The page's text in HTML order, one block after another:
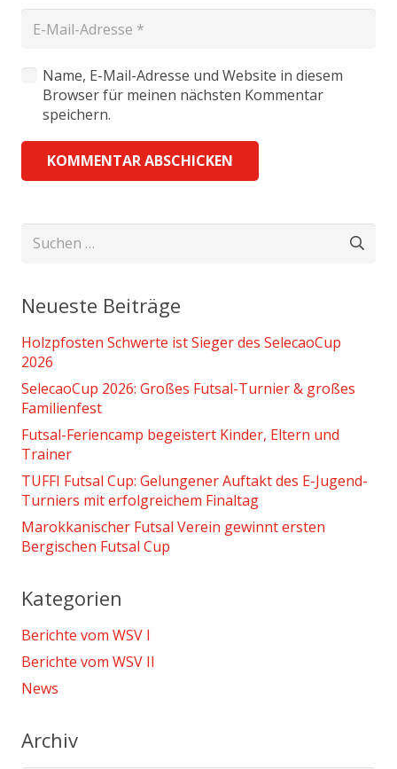
Name, E-Mail-Adresse und Website in diesem
Browser für meinen nächsten Kommentar
speichern.
KOMMENTAR ABSCHICKEN
Suchen
Neueste Beiträge
Holzpfosten Schwerte ist Sieger des SelecaoCup
2026
SelecaoCup 2026: Großes Futsal-Turnier & großes
Familienfest
Futsal-Feriencamp begeistert Kinder, Eltern und
Trainer
TUFFI Futsal Cup: Gelungener Auftakt des E-Jugend-
Turniers mit erfolgreichem Finaltag
Marokkanischer Futsal Verein gewinnt ersten
Bergischen Futsal Cup
Kategorien
Berichte vom WSV I
Berichte vom WSV II
News
Archiv